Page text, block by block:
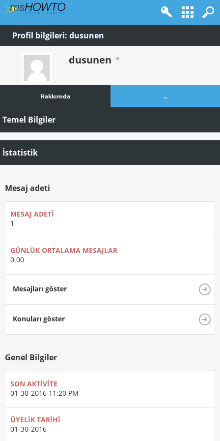
Profil bilgileri: dusunen
dusunen
Hakkımda ...
Temel Bilgiler
İstatistik
Mesaj adeti
MESAJ ADETI
1
GÜNLÜK ORTALAMA MESAJLAR
0.00
Mesajları göster
Konuları göster
Genel Bilgiler
SON AKTIVITE
01-30-2016 11:20 PM
ÜYELIK TARIHI
01-30-2016